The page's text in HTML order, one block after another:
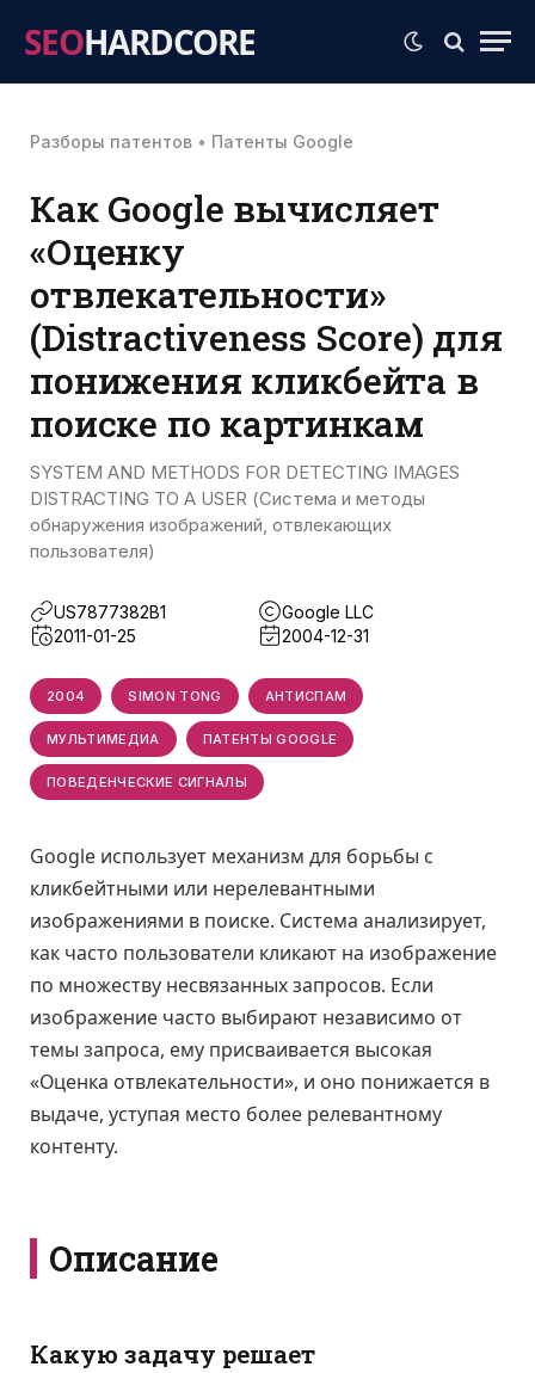
SEOHARDCORE
Разборы патентов • Патенты Google
Как Google вычисляет
«Оценку
отвлекательности»
(Distractiveness Score) для
понижения кликбейта в
поиске по картинкам
SYSTEM AND METHODS FOR DETECTING IMAGES
DISTRACTING TO A USER (Система и методы
обнаружения изображений, отвлекающих
пользователя)
US7877382B1
Google LLC
2011-01-25
2004-12-31
2004 SIMON TONG АНТИСПАМ
МУЛЬТИМЕДИА ПАТЕНТЫ GOOGLE
ПОВЕДЕНЧЕСКИЕ СИГНАЛЫ
Google использует механизм для борьбы с
кликбейтными или нерелевантными
изображениями в поиске. Система анализирует,
как часто пользователи кликают на изображение
по множеству несвязанных запросов. Если
изображение часто выбирают независимо от
темы запроса, ему присваивается высокая
«Оценка отвлекательности», и оно понижается в
выдаче, уступая место более релевантному
контенту.
Описание
Какую задачу решает